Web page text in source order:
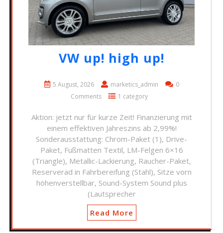
VW up! high up!
5 August, 2026 marketics_admin
0
Comments
1 category
Aktion: jetzt nur für kurze Zeit! Finanzierung mit
einem effektiven Jahreszins ab 2,99%!
Sonderausstattung: Chrom-Paket (1), Drive-
Paket, Fußmatten Textil, LM-Felgen 6×16
(Triangle), Metallic-Lackierung, Raucher-Paket,
Reserverad in Fahrbereifung (Stahl), Sitze vorn
höhenverstellbar, Sound-System Sound plus
(Lautsprecher
Read More